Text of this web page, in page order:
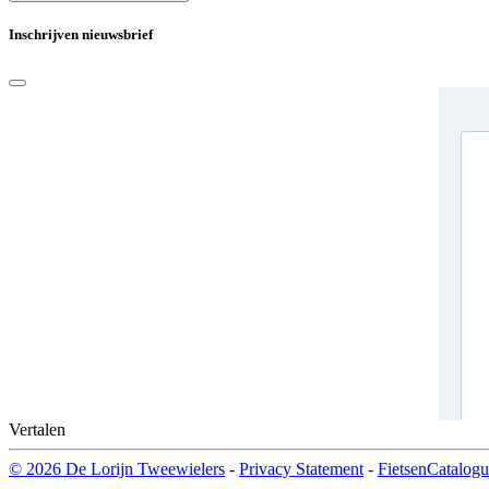
Inschrijven nieuwsbrief
Vertalen
© 2026 De Lorijn Tweewielers - Privacy Statement -